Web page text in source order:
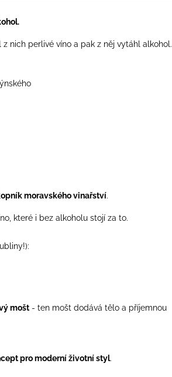
nich perlivé víno a pak z něj vytáhl alkohol.
moravského vinařství.
které i bez alkoholu stojí za to.
mošt - ten mošt dodává tělo a příjemnou
pro moderní životní styl.